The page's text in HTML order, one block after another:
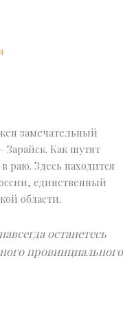
замечательный
Зарайск. Как шутят
раю. Здесь находится
единственный
области.
останетесь
провинциального